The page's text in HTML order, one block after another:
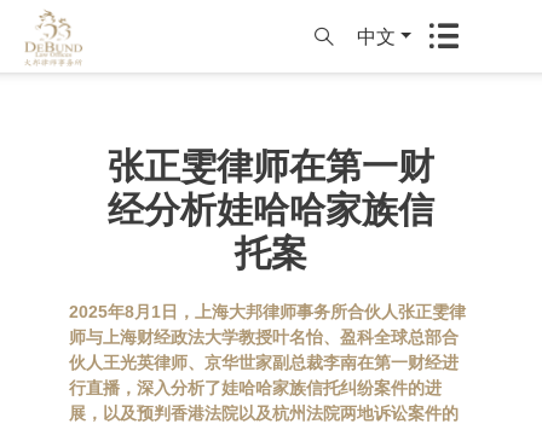
中文
张正雯律师在第一财
经分析娃哈哈家族信
托案
2025年8月1日，上海大邦律师事务所合伙人张正雯律
师与上海财经政法大学教授叶名怡、盈科全球总部合
伙人王光英律师、京华世家副总裁李南在第一财经进
行直播，深入分析了娃哈哈家族信托纠纷案件的进
展，以及预判香港法院以及杭州法院两地诉讼案件的